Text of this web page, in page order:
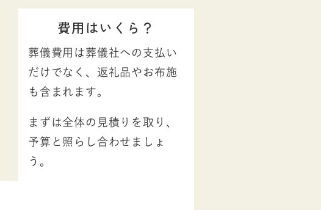
費用はいくら？
葬儀費用は葬儀社への支払い
だけでなく、返礼品やお布施
も含まれます。
まずは全体の見積りを取り、
予算と照らし合わせましょ
う。